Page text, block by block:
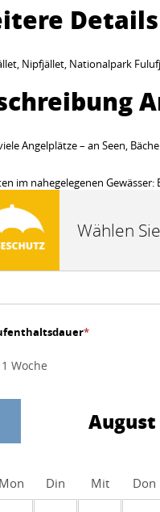
Details
Nipfjället, Nationalpark
Angelplätze – an Seen,
im nahegelegenen
Wählen
*
August
Mon Din Mit Don